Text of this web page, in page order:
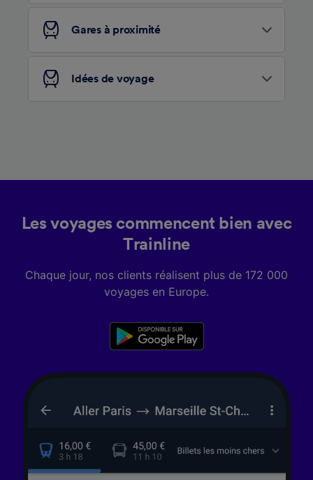
Gares à proximité
Idées de voyage
Les voyages commencent bien avec
Trainline
Chaque jour, nos clients réalisent plus de 172 000
voyages en Europe.
Liste de nos partenaires (fournisseurs)